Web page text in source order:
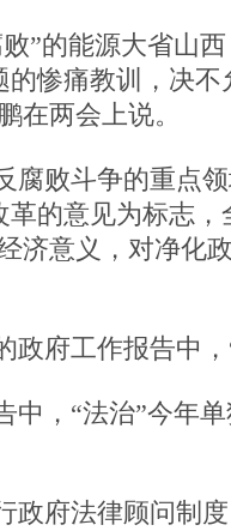
”的能源大省山
惨痛教训，决
在两会上说。
腐败斗争的重点
的意见为标志
济意义，对净化
政府工作报告中
中，“法治”今年
政府法律顾问制